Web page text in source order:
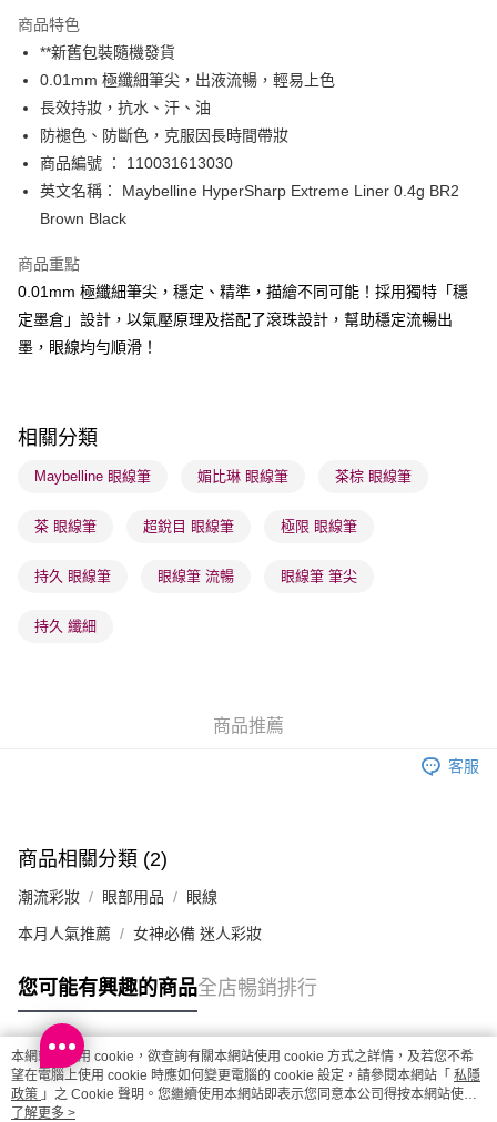
PayMe
WeChat Pay
BoC Pay
送貨方式
順豐自助櫃 - 確認發貨後1-3個工作天送達
順豐站及營業點 - 確認發貨後1-3個工作天送達
每筆HK$65.00，滿HK$300.00或以上免運費
取。逾期會取消訂單，並不會安排重寄
每筆HK$20.00，滿HK$100.00或以上免運費
取。逾期會取消訂單，並不會安排重寄
每筆HK$20.00，滿HK$100.00或以上免運費
商品特色
**新舊包裝隨機發貨
0.01mm 極纖細筆尖，出液流暢，輕易上色
長效持妝，抗水、汗、油
防褪色、防斷色，克服因長時間帶妝
商品編號 ： 110031613030
英文名稱： Maybelline HyperSharp Extreme Liner 0.4g BR2
Brown Black
商品重點
0.01mm 極纖細筆尖，穩定、精準，描繪不同可能！採用獨特「穩
定墨倉」設計，以氣壓原理及搭配了滾珠設計，幫助穩定流暢出
墨，眼線均勻順滑！
相關分類
Maybelline 眼線筆 媚比琳 眼線筆 茶棕 眼線筆
茶 眼線筆 超銳目 眼線筆 極限 眼線筆
持久 眼線筆 眼線筆 流暢 眼線筆 筆尖
持久 纖細
商品推薦
客服
商品相關分類 (2)
潮流彩妝 眼部用品 眼線
本月人氣推薦 女神必備 迷人彩妝
您可能有興趣的商品全店暢銷排行
熱門標籤
本網站中使用 cookie，欲查詢有關本網站使用 cookie 方式之詳情，及若您不希
望在電腦上使用 cookie 時應如何變更電腦的 cookie 設定，請參閱本網站「 私隱
政策 」之 Cookie 聲明。您繼續使用本網站即表示您同意本公司得按本網站使用
條款之 Cookie 聲明使用 cookie。
了解更多 >